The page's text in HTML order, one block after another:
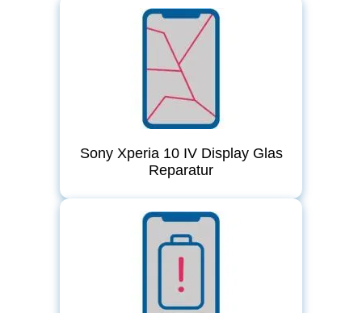
Sony Xperia 10 IV Display Glas
Reparatur